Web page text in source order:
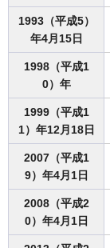
1993（平成5）
年4月15日
1998（平成1
0）年
1999（平成1
1）年12月18日
2007（平成1
9）年4月1日
2008（平成2
0）年4月1日